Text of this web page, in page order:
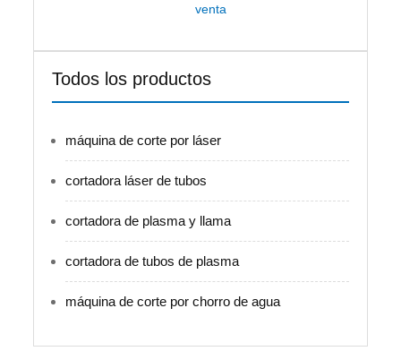
venta
Todos los productos
máquina de corte por láser
cortadora láser de tubos
cortadora de plasma y llama
cortadora de tubos de plasma
máquina de corte por chorro de agua